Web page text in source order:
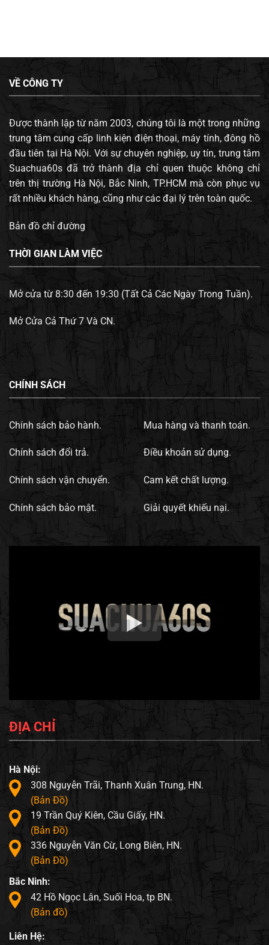
VỀ CÔNG TY
Được thành lập từ năm 2003, chúng tôi là một trong những
trung tâm cung cấp linh kiện điện thoại, máy tính, đông hồ
đầu tiên tại Hà Nội. Với sự chuyên nghiệp, uy tín, trung tâm
Suachua60s đã trở thành địa chỉ quen thuộc không chỉ
trên thị trường Hà Nội, Bắc Ninh, TP.HCM mà còn phục vụ
rất nhiều khách hàng, cũng như các đại lý trên toàn quốc.
Bản đồ chỉ đường
THỜI GIAN LÀM VIỆC
Mở cửa từ 8:30 đến 19:30 (Tất Cả Các Ngày Trong Tuần).
Mở Cửa Cả Thứ 7 Và CN.
CHÍNH SÁCH
Chính sách bảo hành.
Chính sách đổi trả.
Chính sách vận chuyển.
Chính sách bảo mật.
Mua hàng và thanh toán.
Điều khoản sử dụng.
Cam kết chất lượng.
Giải quyết khiếu nại.
ĐỊA CHỈ
Hà Nội:
308 Nguyễn Trãi, Thanh Xuân Trung, HN.
(Bản Đồ)
19 Trần Quý Kiên, Cầu Giấy, HN.
(Bản Đồ)
336 Nguyễn Văn Cừ, Long Biên, HN.
(Bản Đồ)
Bắc Ninh:
42 Hồ Ngọc Lân, Suối Hoa, tp BN.
(Bản đồ)
Liên Hệ: